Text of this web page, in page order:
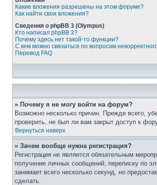
Какие вложения разрешены на этом форуме?
Как найти свои вложения?
Сведения о phpBB 3 (Olympus)
Кто написал phpBB 3?
Почему здесь нет такой-то функции?
С кем можно связаться по вопросам
Перевод FAQ
» Почему я не могу войти на форум?
Возможно несколько причин. Прежде всего,
проверить, не был ли вам закрыт доступ к
Вернуться наверх
» Зачем вообще нужна регистрация?
Регистрация не является обязательным
получение личных сообщений, переписку по
занимает всего несколько секунд, но
сделать.